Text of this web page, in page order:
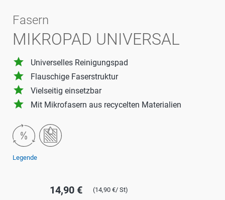
Fasern
MIKROPAD UNIVERSAL
grade Universelles Reinigungspad
grade Flauschige Faserstruktur
grade Vielseitig einsetzbar
grade Mit Mikrofasern aus recycelten Materialien
Legende
14,90 € (14,90 €/ St)